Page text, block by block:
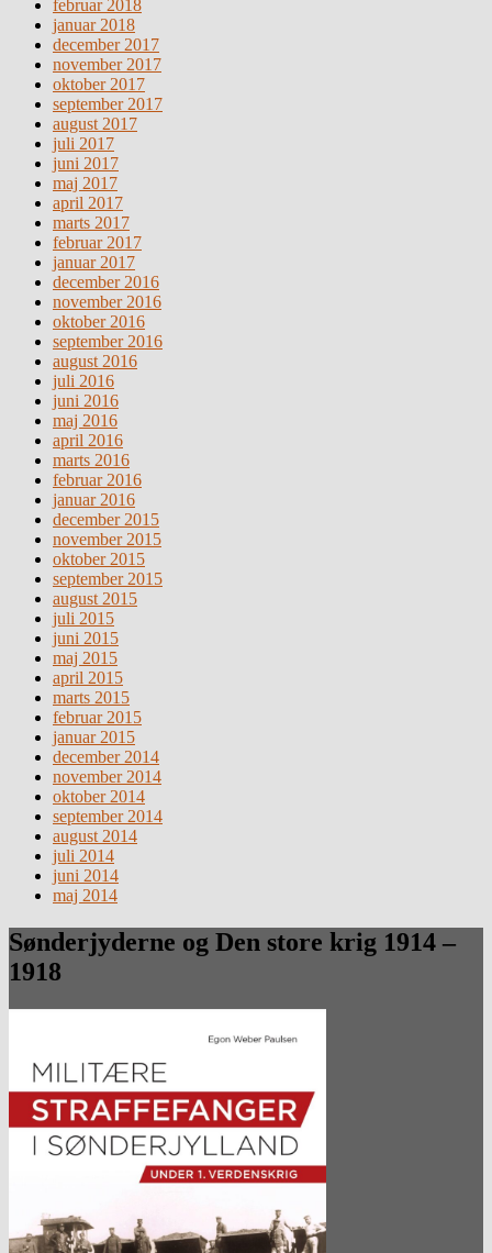
februar 2018
januar 2018
december 2017
november 2017
oktober 2017
september 2017
august 2017
juli 2017
juni 2017
maj 2017
april 2017
marts 2017
februar 2017
januar 2017
december 2016
november 2016
oktober 2016
september 2016
august 2016
juli 2016
juni 2016
maj 2016
april 2016
marts 2016
februar 2016
januar 2016
december 2015
november 2015
oktober 2015
september 2015
august 2015
juli 2015
juni 2015
maj 2015
april 2015
marts 2015
februar 2015
januar 2015
december 2014
november 2014
oktober 2014
september 2014
august 2014
juli 2014
juni 2014
maj 2014
Sønderjyderne og Den store krig 1914 –
1918